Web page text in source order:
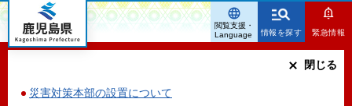
鹿児島県
情報を探す 緊急情報
災害対策本部の設置について
閉じる
閲覧支援・
Language